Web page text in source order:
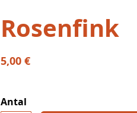
Rosenfink
5,00 €
Antal